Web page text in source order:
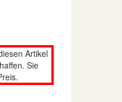
Artikel
Sie